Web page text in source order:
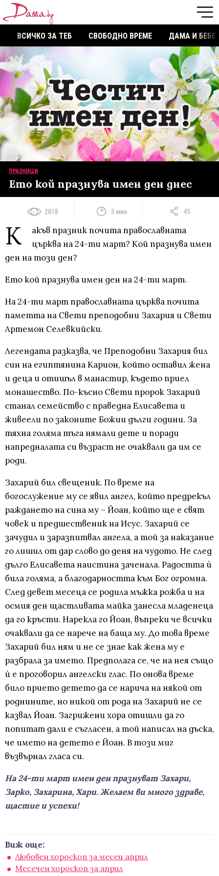
ВСИЧКО ЗА ТЕБ СВОБОДНО ВРЕМЕ ДАМА И БЕБЕ
ПРАЗНИЦИ
Ето кой празнува имен ден днес
2818 3 мин 45
К
акъв празник почита православната
църква на 24-ти март? Кой празнува имен
ден на този ден?
Ето кой празнува имен ден на 24-ти март.
На 24-ти март православната църква почита
паметта на Свети преподобни Захария и Свети
Артемон Селевкийски.
Легендата разказва, че Преподобни Захария бил
син на египтянина Карион, който оставил жена
и деца и отишъл в манастир, където приел
монашество. По-късно Свети пророк Захарий
станал семейство с праведна Елисавета и
живеели по законите Божии дълги години. За
тяхна голяма тъга нямали дете и поради
напредналата си възраст не очаквали да им се
роди.
Захарий бил свещеник. По време на
богослужение му се явил ангел, който предрекъл
раждането на сина му – Йоан, който ще е свят
човек и предшественик на Исус. Захарий се
зачудил и заразпитвал ангела, а той за наказание
го лишил от дар слово до деня на чудото. Не след
дълго Елисавета наистина заченала. Радостта ѝ
била голяма, а благодарността към Бог огромна.
След девет месеца се родила мъжка рожба и на
осмия ден щастливата майка занесла младенеца
да го кръсти. Нарекла го Йоан, въпреки че всички
очаквали да се нарече на баща му. До това време
Захарий бил ням и не се знае как жена му е
разбрала за името. Предполага се, че на нея също
ѝ е проговорил ангелски глас. По онова време
било прието детето да се нарича на някой от
роднините, но никой от рода на Захарий не се
казвал Йоан. Загрижени хора отишли да го
попитат дали е съгласен, а той написал на дъска,
че името на детето е Йоан. В този миг
възвърнал гласа си.
На 24-ти март имен ден празнуват Захари,
Зарко, Захарина, Хари. Желаем ви много здраве,
щастие и успехи!
Виж още:
Любовен хороскоп за месец април
Месечен хороскоп за април